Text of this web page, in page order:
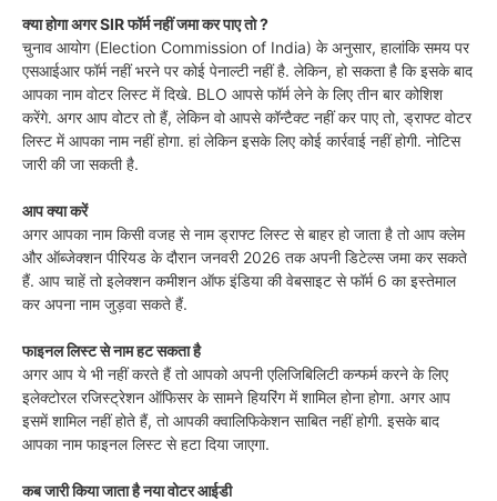
क्‍या होगा अगर SIR फॉर्म नहीं जमा कर पाए तो ?
चुनाव आयोग (Election Commission of India) के अनुसार, हालांक‍ि समय पर
एसआईआर फॉर्म नहीं भरने पर कोई पेनाल्‍टी नहीं है. लेक‍िन, हो सकता है क‍ि इसके बाद
आपका नाम वोटर ल‍िस्‍ट में द‍िखे. BLO आपसे फॉर्म लेने के ल‍िए तीन बार कोश‍िश
करेंगे. अगर आप वोटर तो हैं, लेक‍िन वो आपसे कॉन्‍टैक्‍ट नहीं कर पाए तो, ड्राफ्ट वोटर
लिस्‍ट में आपका नाम नहीं होगा. हां लेक‍िन इसके ल‍िए कोई कार्रवाई नहीं होगी. नोट‍िस
जारी की जा सकती है.
आप क्‍या करें
अगर आपका नाम क‍िसी वजह से नाम ड्राफ्ट लिस्ट से बाहर हो जाता है तो आप क्लेम
और ऑब्जेक्शन पीरियड के दौरान जनवरी 2026 तक अपनी डिटेल्स जमा कर सकते
हैं. आप चाहें तो इलेक्शन कमीशन ऑफ इंडिया की वेबसाइट से फॉर्म 6 का इस्तेमाल
कर अपना नाम जुड़वा सकते हैं.
फाइनल लिस्ट से नाम हट सकता है
अगर आप ये भी नहीं करते हैं तो आपको अपनी एलिजिबिलिटी कन्फर्म करने के लिए
इलेक्टोरल रजिस्ट्रेशन ऑफिसर के सामने हियरिंग में शामिल होना होगा. अगर आप
इसमें शामिल नहीं होते हैं, तो आपकी क्वालिफिकेशन साबित नहीं होगी. इसके बाद
आपका नाम फाइनल लिस्ट से हटा द‍िया जाएगा.
कब जारी क‍िया जाता है नया वोटर आईडी